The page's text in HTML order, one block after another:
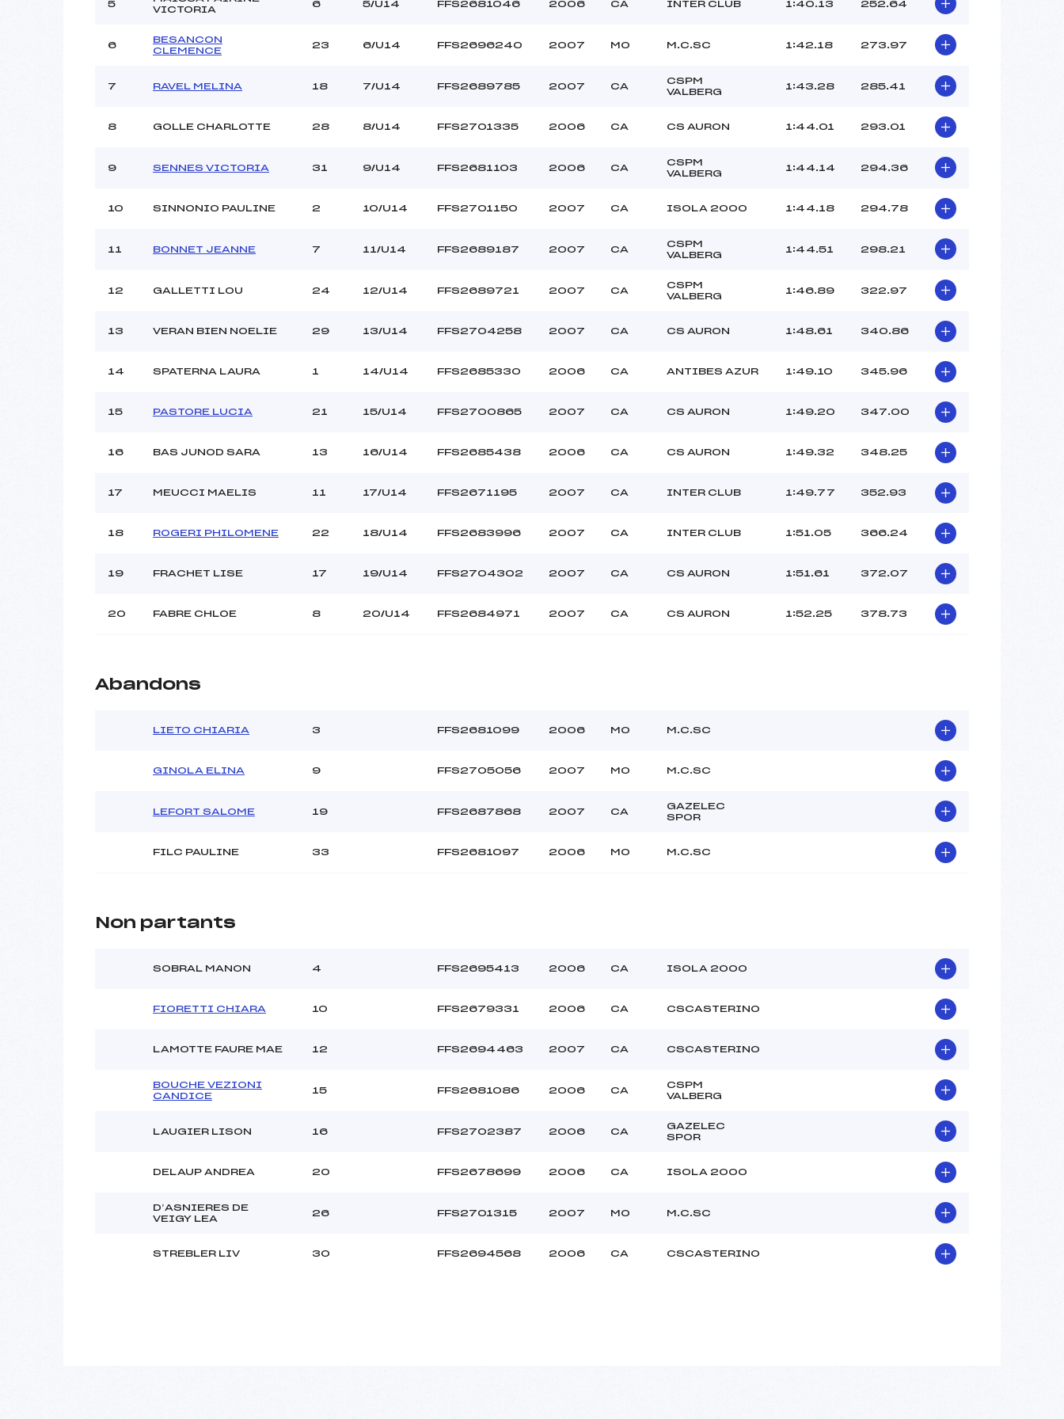
Ouvreurs E :
-1
Pénalité appliquée :
221.0200
5
VICTORIA
6 5/U14 FFS2681046 2006 CA INTER CLUB 1:40.13 252.64
6
BESANCON
CLEMENCE
23 6/U14 FFS2696240 2007 MO M.C.SC 1:42.18 273.97
7 RAVEL MELINA 18 7/U14 FFS2689785 2007 CA
CSPM
VALBERG
1:43.28 285.41
8 GOLLE CHARLOTTE 28 8/U14 FFS2701335 2006 CA CS AURON 1:44.01 293.01
9 SENNES VICTORIA 31 9/U14 FFS2681103 2006 CA
CSPM
VALBERG
1:44.14 294.36
10 SINNONIO PAULINE 2 10/U14 FFS2701150 2007 CA ISOLA 2000 1:44.18 294.78
11 BONNET JEANNE 7 11/U14 FFS2689187 2007 CA
CSPM
VALBERG
1:44.51 298.21
12 GALLETTI LOU 24 12/U14 FFS2689721 2007 CA
CSPM
VALBERG
1:46.89 322.97
13 VERAN BIEN NOELIE 29 13/U14 FFS2704258 2007 CA CS AURON 1:48.61 340.86
14 SPATERNA LAURA 1 14/U14 FFS2685330 2006 CA ANTIBES AZUR 1:49.10 345.96
15 PASTORE LUCIA 21 15/U14 FFS2700865 2007 CA CS AURON 1:49.20 347.00
16 BAS JUNOD SARA 13 16/U14 FFS2685438 2006 CA CS AURON 1:49.32 348.25
17 MEUCCI MAELIS 11 17/U14 FFS2671195 2007 CA INTER CLUB 1:49.77 352.93
18 ROGERI PHILOMENE 22 18/U14 FFS2683996 2007 CA INTER CLUB 1:51.05 366.24
19 FRACHET LISE 17 19/U14 FFS2704302 2007 CA CS AURON 1:51.61 372.07
20 FABRE CHLOE 8 20/U14 FFS2684971 2007 CA CS AURON 1:52.25 378.73
Abandons
LIETO CHIARIA 3 FFS2681099 2006 MO M.C.SC
GINOLA ELINA 9 FFS2705056 2007 MO M.C.SC
LEFORT SALOME 19 FFS2687868 2007 CA
GAZELEC
SPOR
FILC PAULINE 33 FFS2681097 2006 MO M.C.SC
Non partants
SOBRAL MANON 4 FFS2695413 2006 CA ISOLA 2000
FIORETTI CHIARA 10 FFS2679331 2006 CA CSCASTERINO
LAMOTTE FAURE MAE 12 FFS2694463 2007 CA CSCASTERINO
BOUCHE VEZIONI
CANDICE
15 FFS2681086 2006 CA
CSPM
VALBERG
LAUGIER LISON 16 FFS2702387 2006 CA
GAZELEC
SPOR
DELAUP ANDREA 20 FFS2678699 2006 CA ISOLA 2000
D’ASNIERES DE
VEIGY LEA
26 FFS2701315 2007 MO M.C.SC
STREBLER LIV 30 FFS2694568 2006 CA CSCASTERINO